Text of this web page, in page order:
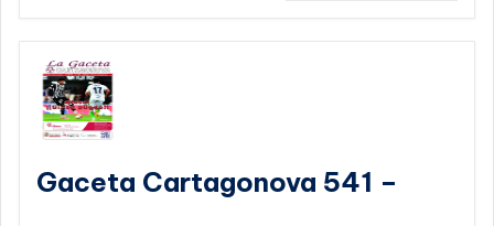
Gaceta Cartagonova 541 –